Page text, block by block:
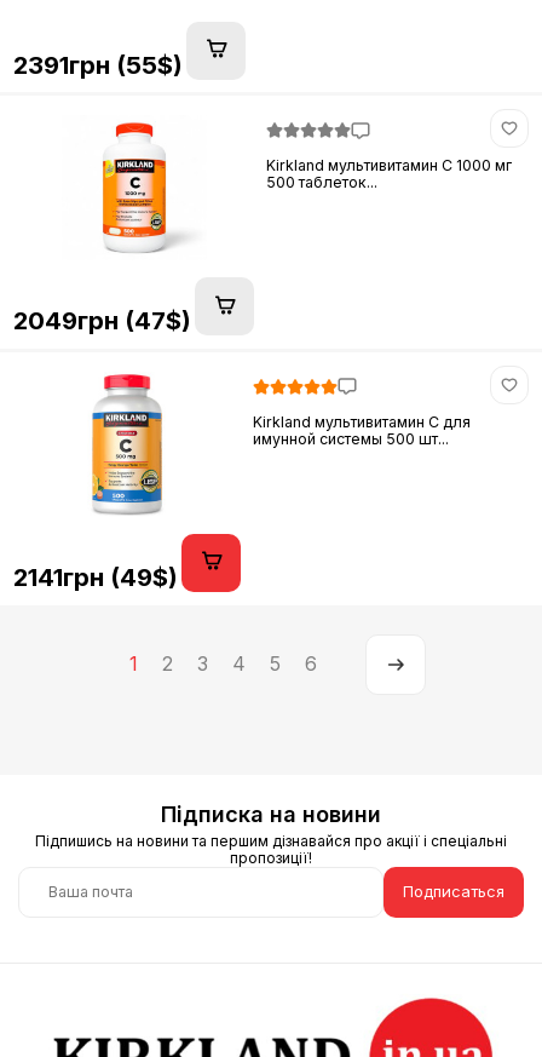
2391грн (55$)
Kirkland мультивитамин C 1000 мг
500 таблеток...
2049грн (47$)
Kirkland мультивитамин C для
имунной системы 500 шт...
2141грн (49$)
1 2 3 4 5 6
Підписка на новини
Підпишись на новини та першим дізнавайся про акції і спеціальні
пропозиції!
Подписаться